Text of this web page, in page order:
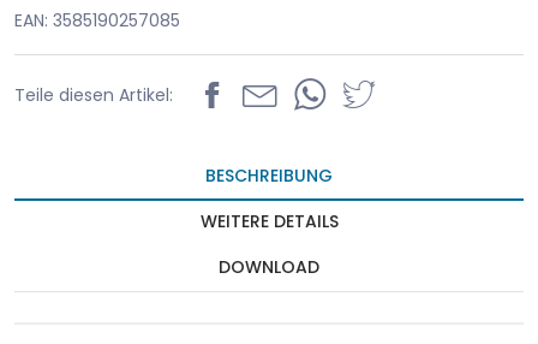
EAN: 3585190257085
Teile diesen Artikel:
BESCHREIBUNG
WEITERE DETAILS
DOWNLOAD